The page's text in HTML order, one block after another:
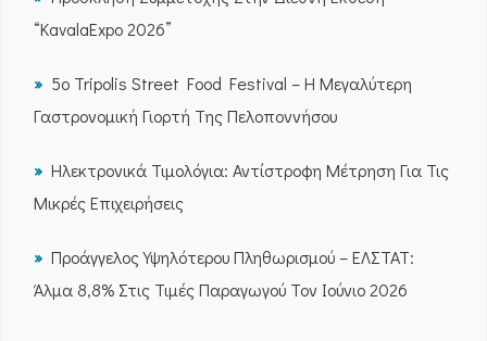
“KavalaExpo 2026”
5ο Tripolis Street Food Festival – Η Μεγαλύτερη
Γαστρονομική Γιορτή Της Πελοποννήσου
Ηλεκτρονικά Τιμολόγια: Αντίστροφη Μέτρηση Για Τις
Μικρές Επιχειρήσεις
Προάγγελος Υψηλότερου Πληθωρισμού – ΕΛΣΤΑΤ:
Άλμα 8,8% Στις Τιμές Παραγωγού Τον Ιούνιο 2026